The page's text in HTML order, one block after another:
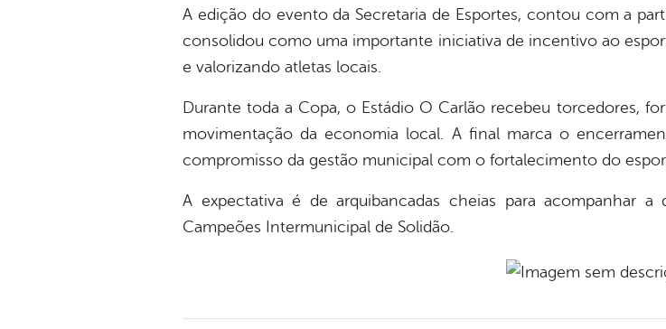
A edição do evento da Secretaria de Esportes, contou com a
consolidou como uma importante iniciativa de incentivo ao
e valorizando atletas locais.
Durante toda a Copa, o Estádio O Carlão recebeu torcedores,
movimentação da economia local. A final marca o
compromisso da gestão municipal com o fortalecimento do
A expectativa é de arquibancadas cheias para acompanhar
Campeões Intermunicipal de Solidão.